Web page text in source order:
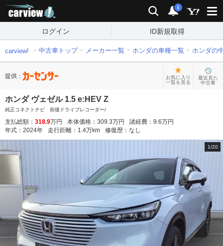
検索 通知
i
ログイン ID新規取得
carview! 中古車トップ メーカー一覧 ホンダの車種一覧 ホンダの
提供：
お気に入り
一覧を見る
最近見た
中古車
ホンダ ヴェゼル 1.5 e:HEV Z
純正コネクトナビ 前後ドライブレコーダー/
支払総額： 318.9万円 本体価格： 309.3万円 諸経費： 9.6万円
年式： 2024年 走行距離： 1.4万km 修復歴： なし
1/20